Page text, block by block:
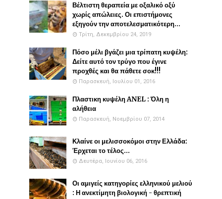
Βέλτιστη θεραπεία με οξαλικό οξύ
χωρίς απώλειες. Οι επιστήμονες
εξηγούν την αποτελεσματικότερη...
Τρίτη, Δεκεμβρίου 24, 2019
Πόσο μέλι βγάζει μια τρίπατη κυψέλη:
Δείτε αυτό τον τρύγο που έγινε
προχθές και θα πάθετε σοκ!!!
Παρασκευή, Ιουλίου 01, 2016
Πλαστικη κυψέλη ANEL : Όλη η
αλήθεια
Παρασκευή, Νοεμβρίου 07, 2014
Κλαίνε οι μελισσοκόμοι στην Ελλάδα:
Έρχεται το τέλος...
Δευτέρα, Ιουνίου 06, 2016
Οι αμιγείς κατηγορίες ελληνικού μελιού
: Η ανεκτίμητη βιολογική - θρεπτική